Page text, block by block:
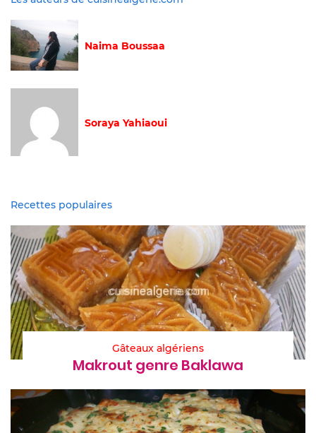
Naima Boussaa
Soraya Yahiaoui
Recettes populaires
Gâteaux algériens
Makrout genre Baklawa